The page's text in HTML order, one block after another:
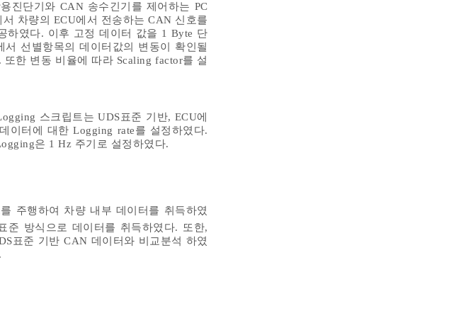
진단기와 CAN 송수긴기를 제어하는 PC
차량의 ECU에서 전송하는 CAN 신호를
하였다. 이후 고정 데이터 값을 1 Byte 단
선별항목의 데이터값의 변동이 확인될
한 변동 비율에 따라 Scaling factor를 설
스크립트는 UDS표준 기반, ECU에
이터에 대한 Logging rate를 설정하였다.
은 1 Hz 주기로 설정하였다.
주행하여 차량 내부 데이터를 취득하였
준 방식으로 데이터를 취득하였다. 또한,
표준 기반 CAN 데이터와 비교분석 하였